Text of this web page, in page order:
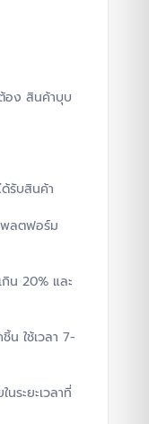
อง สินค้าบุบ
รับสินค้า
พลตฟอร์ม
น 20% และ
น ใช้เวลา 7-
ระยะเวลาที่